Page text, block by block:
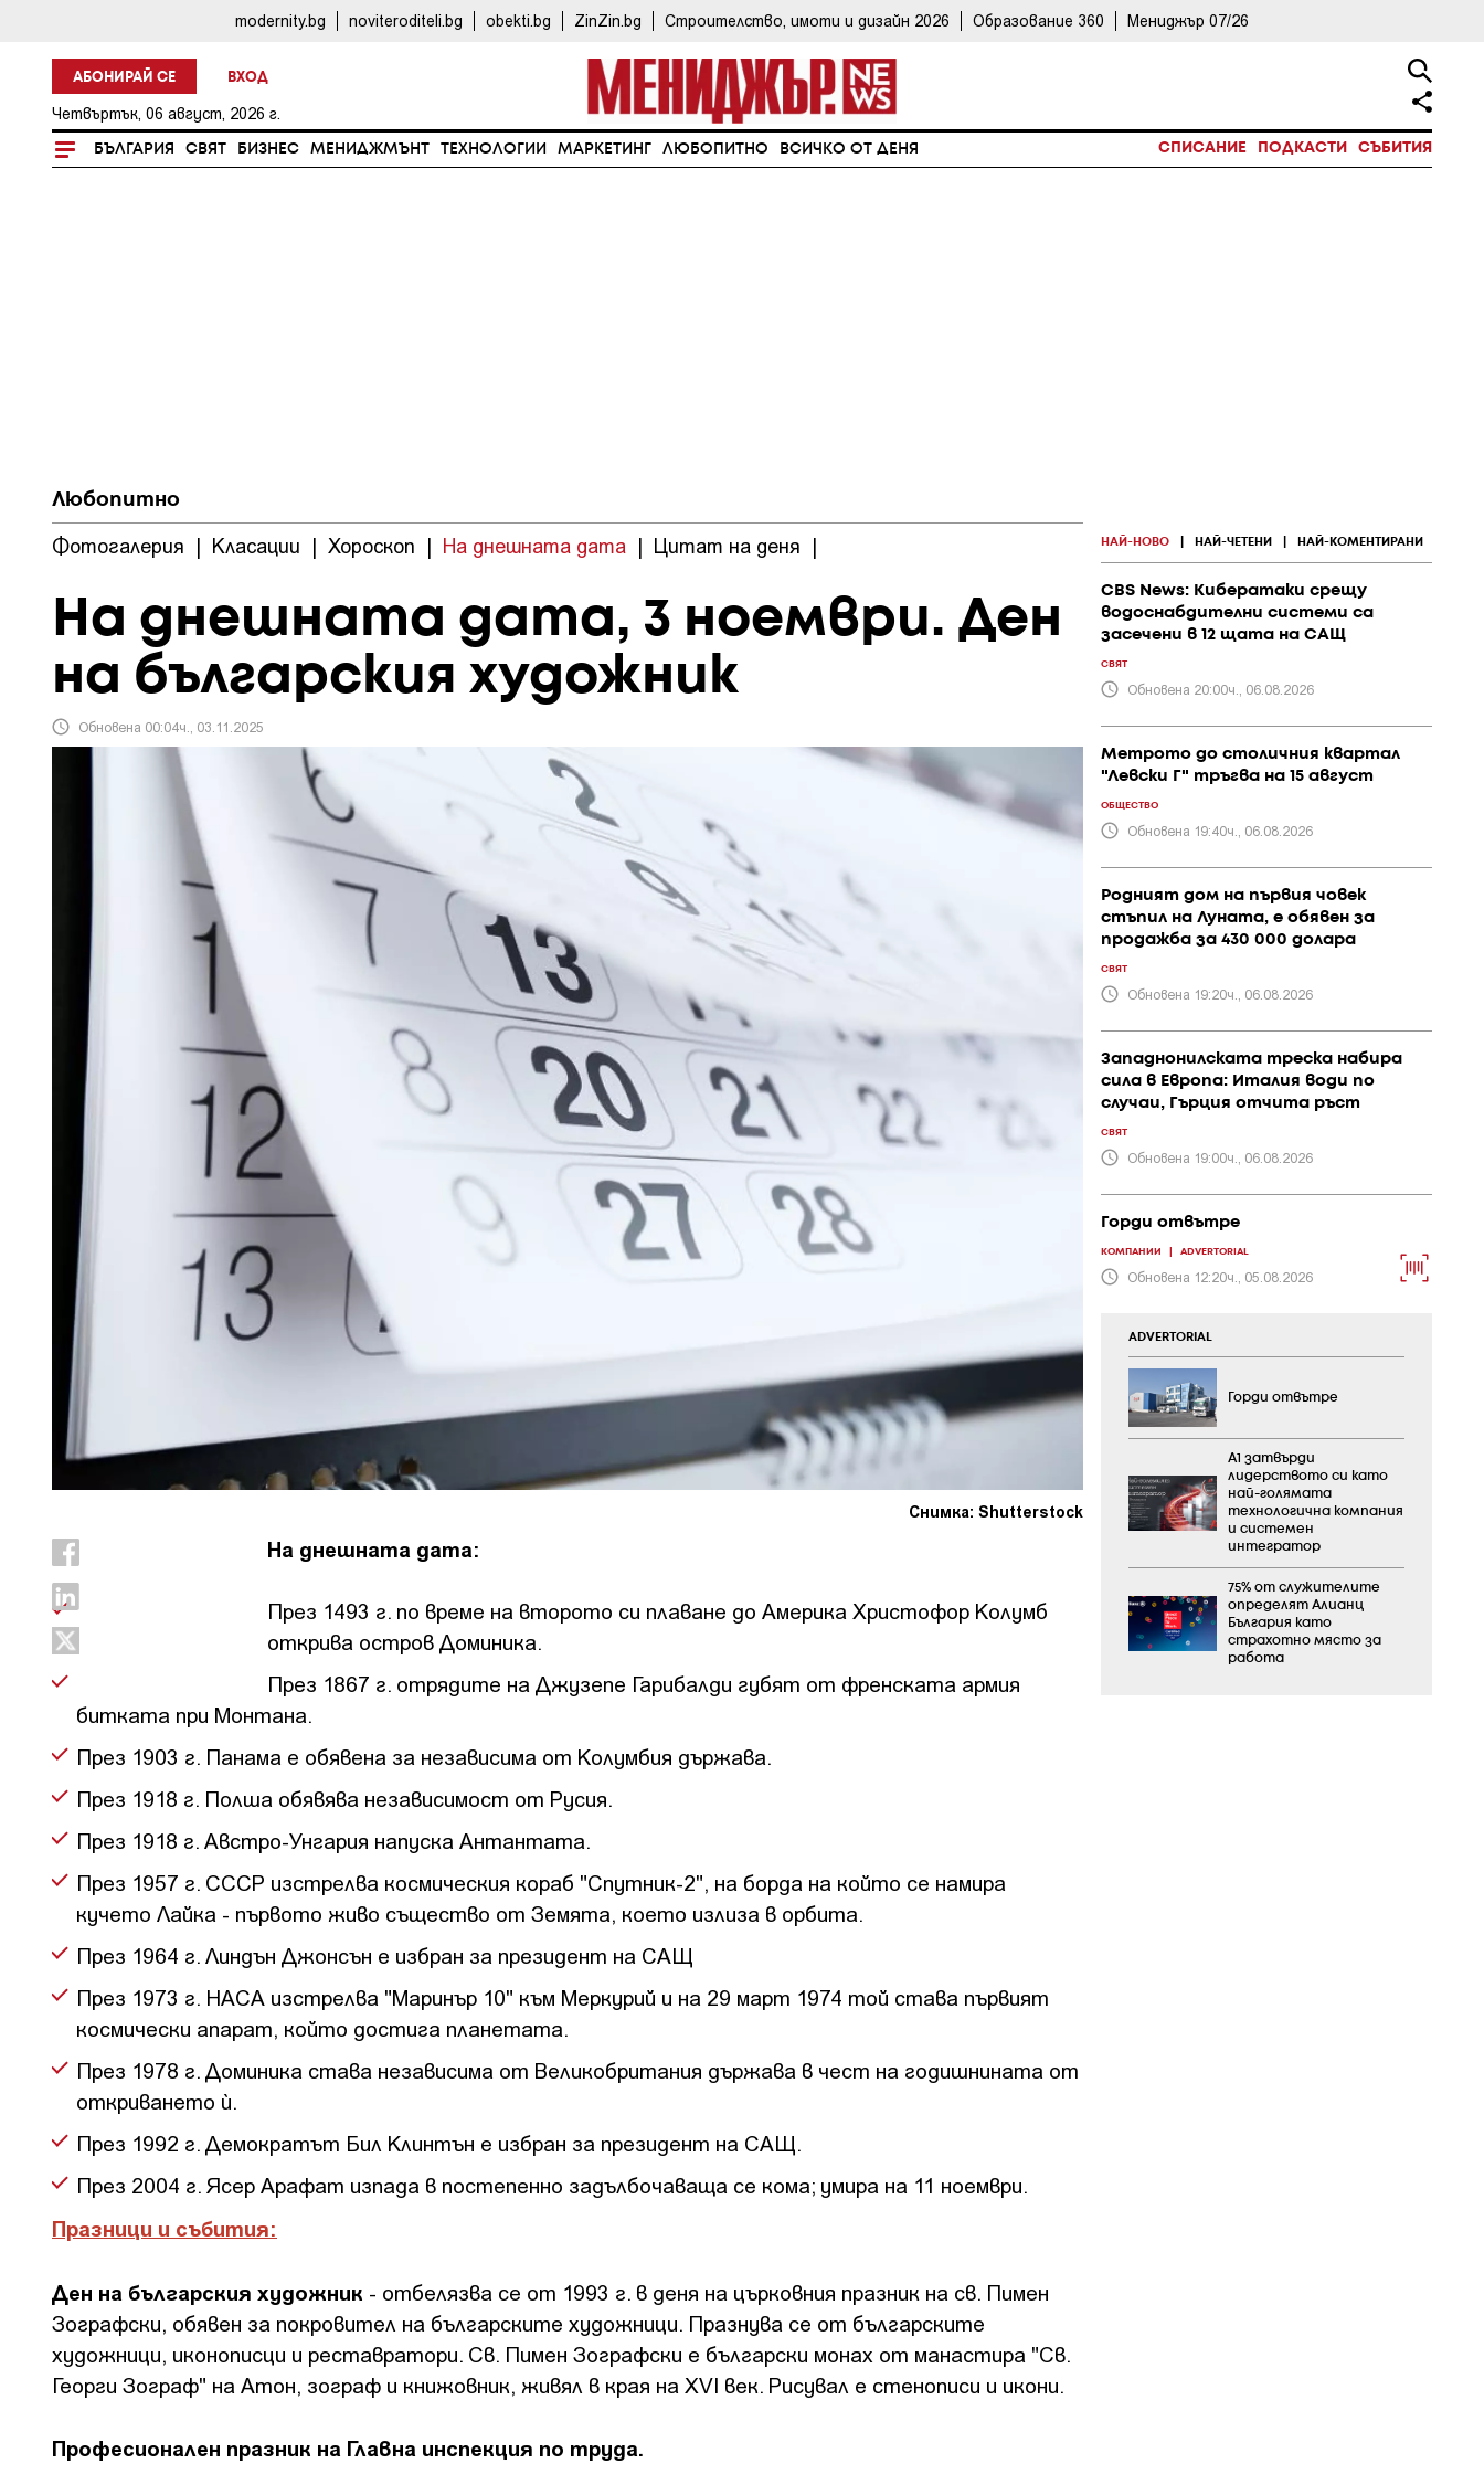
modernity.bg noviteroditeli.bg obekti.bg ZinZin.bg Строителство, имоти и дизайн 2026 Образование 360 Мениджър 07/26
АБОНИРАЙ СЕ ВХОД
Четвъртък, 06 август, 2026 г.
БЪЛГАРИЯ СВЯТ БИЗНЕС МЕНИДЖМЪНТ ТЕХНОЛОГИИ МАРКЕТИНГ ЛЮБОПИТНО ВСИЧКО ОТ ДЕНЯ СПИСАНИЕ ПОДКАСТИ СЪБИТИЯ
Любопитно
Фотогалерия | Класации | Хороскоп | На днешната дата | Цитат на деня |
На днешната дата, 3 ноември. Ден
на българския художник
Обновена 00:04ч., 03.11.2025
Снимка: Shutterstock
На днешната дата:
През 1493 г. по време на второто си плаване до Америка Христофор Колумб
открива остров Доминика.
През 1867 г. отрядите на Джузепе Гарибалди губят от френската армия
битката при Монтана.
През 1903 г. Панама е обявена за независима от Колумбия държава.
През 1918 г. Полша обявява независимост от Русия.
През 1918 г. Австро-Унгария напуска Антантата.
През 1957 г. СССР изстрелва космическия кораб "Спутник-2", на борда на който се намира
кучето Лайка - първото живо същество от Земята, което излиза в орбита.
През 1964 г. Линдън Джонсън е избран за президент на САЩ
През 1973 г. НАСА изстрелва "Маринър 10" към Меркурий и на 29 март 1974 той става първият
космически апарат, който достига планетата.
През 1978 г. Доминика става независима от Великобритания държава в чест на годишнината от
откриването ѝ.
През 1992 г. Демократът Бил Клинтън е избран за президент на САЩ.
През 2004 г. Ясер Арафат изпада в постепенно задълбочаваща се кома; умира на 11 ноември.
Празници и събития:
Ден на българския художник - отбелязва се от 1993 г. в деня на църковния празник на св. Пимен
Зографски, обявен за покровител на българските художници. Празнува се от българските
художници, иконописци и реставратори. Св. Пимен Зографски е български монах от манастира "Св.
Георги Зограф" на Атон, зограф и книжовник, живял в края на ХVI век. Рисувал е стенописи и икони.
Професионален празник на Главна инспекция по труда.
НАЙ-НОВО НАЙ-ЧЕТЕНИ НАЙ-КОМЕНТИРАНИ
CBS News: Кибератаки срещу
водоснабдителни системи са
засечени в 12 щата на САЩ
СВЯТ
Обновена 20:00ч., 06.08.2026
Метрото до столичния квартал
"Левски Г" тръгва на 15 август
ОБЩЕСТВО
Обновена 19:40ч., 06.08.2026
Родният дом на първия човек
стъпил на Луната, е обявен за
продажба за 430 000 долара
СВЯТ
Обновена 19:20ч., 06.08.2026
Западнонилската треска набира
сила в Европа: Италия води по
случаи, Гърция отчита ръст
СВЯТ
Обновена 19:00ч., 06.08.2026
Горди отвътре
КОМПАНИИ ADVERTORIAL
Обновена 12:20ч., 05.08.2026
ADVERTORIAL
Горди отвътре
А1 затвърди
лидерството си като
най-голямата
технологична компания
и системен
интегратор
75% от служителите
определят Алианц
България като
страхотно място за
работа